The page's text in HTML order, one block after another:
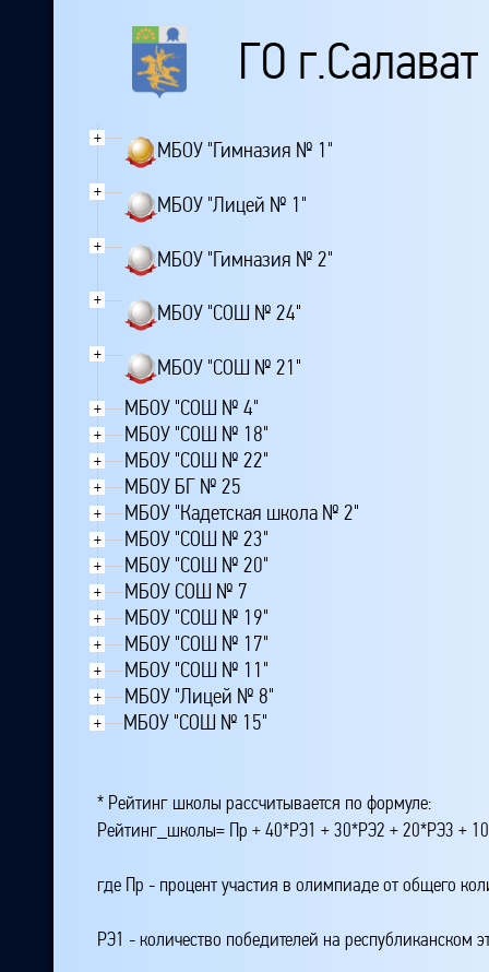
ГО г.Салават
+
МБОУ "Гимназия № 1"
+
МБОУ "Лицей № 1"
+
МБОУ "Гимназия № 2"
+
МБОУ "СОШ № 24"
+
МБОУ "СОШ № 21"
+ МБОУ "СОШ № 4"
+ МБОУ "СОШ № 18"
+ МБОУ "СОШ № 22"
+ МБОУ БГ № 25
+ МБОУ "Кадетская школа № 2"
+ МБОУ "СОШ № 23"
+ МБОУ "СОШ № 20"
+ МБОУ СОШ № 7
+ МБОУ "СОШ № 19"
+ МБОУ "СОШ № 17"
+ МБОУ "СОШ № 11"
+ МБОУ "Лицей № 8"
+ МБОУ "СОШ № 15"
* Рейтинг школы рассчитывается по формуле:
Рейтинг_школы= Пр + 40*РЭ1 + 30*РЭ2 + 20*РЭ3 +
где Пр - процент участия в олимпиаде от общего
РЭ1 - количество победителей на республиканском